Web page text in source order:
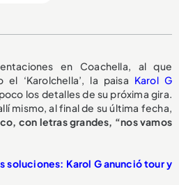
en Coachella, al que
‘Karolchella’, la paisa Karol G
los detalles de su próxima gira.
mismo, al final de su última fecha,
con letras grandes, “nos vamos
soluciones: Karol G anunció tour y